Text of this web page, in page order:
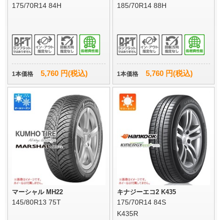
175/70R14 84H
1本価格 5,760 円(税込)
185/70R14 88H
1本価格 5,760 円(税込)
マーシャル MH22
145/80R13 75T
キナジーエコ2 K435
175/70R14 84S
K435R